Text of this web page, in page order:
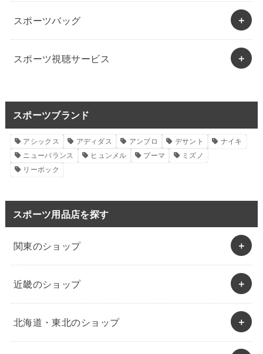
スポーツバッグ
スポーツ視聴サービス
スポーツブランド
アシックス アディダス アンブロ デサント
ナイキ
ニューバランス
ヒュンメル プーマ
ミズノ
リーボック
スポーツ用品店を探す
関東のショップ
近畿のショップ
北海道・東北のショップ